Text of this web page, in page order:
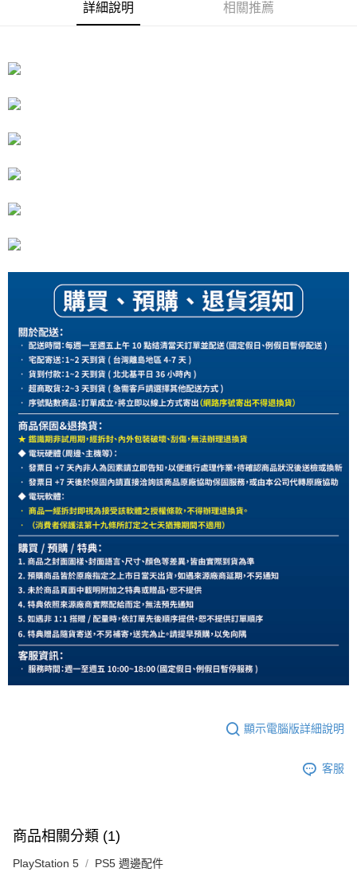
每筆NT$60，滿NT$1,290(含以上)免運費
7-11取貨付款
每筆NT$60，滿NT$1,290(含以上)免運費
7-11取貨(快速到店)
宅配(1-2天到貨)
每筆NT$200，滿NT$1,790(含以上)免運費
每筆NT$200
詳細說明 相關推薦
顯示電腦版詳細說明
客服
商品相關分類 (1)
PlayStation 5 PS5 週邊配件